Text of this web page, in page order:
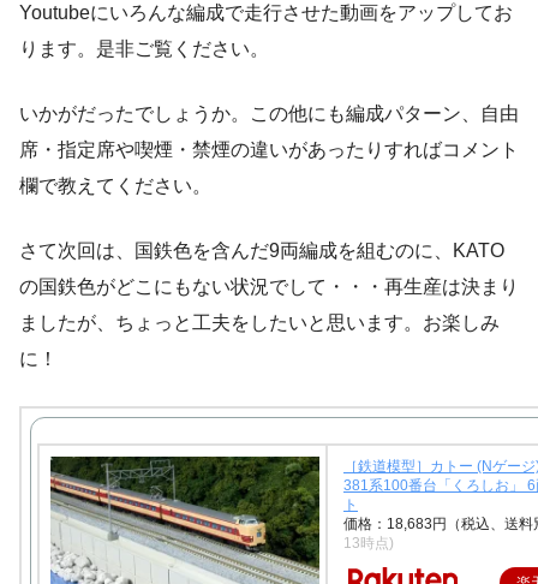
Youtubeにいろんな編成で走行させた動画をアップしてお
ります。是非ご覧ください。
いかがだったでしょうか。この他にも編成パターン、自由
席・指定席や喫煙・禁煙の違いがあったりすればコメント
欄で教えてください。
さて次回は、国鉄色を含んだ9両編成を組むのに、KATO
の国鉄色がどこにもない状況でして・・・再生産は決まり
ましたが、ちょっと工夫をしたいと思います。お楽しみ
に！
［鉄道模型］カトー (Nゲー
381系100番台「くろしお」
ト
価格：18,683円（税込、送料
13時点)